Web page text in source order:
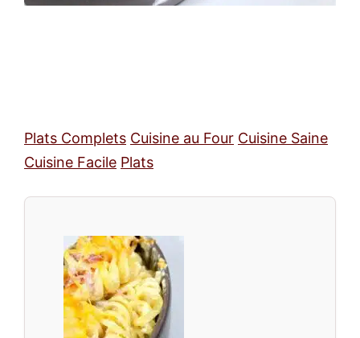
Plats Complets Cuisine au Four Cuisine Saine
Cuisine Facile Plats